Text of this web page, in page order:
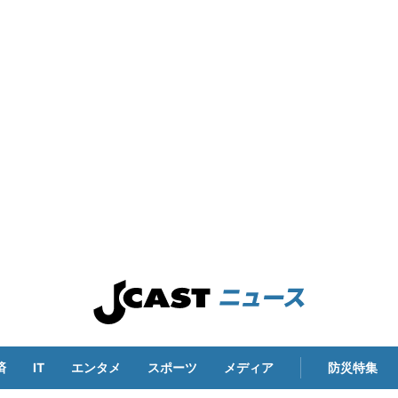
IT エンタメ スポーツ メディア 防災特集